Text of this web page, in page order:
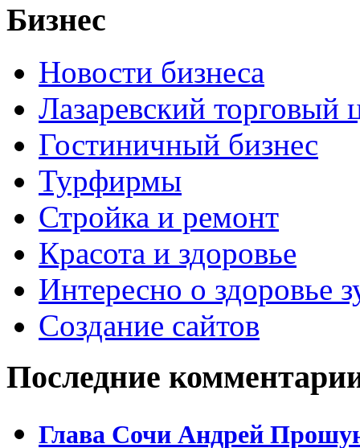
Бизнес
Новости бизнеса
Лазаревский торговый
Гостиничный бизнес
Турфирмы
Стройка и ремонт
Красота и здоровье
Интересно о здоровье
Создание сайтов
Последние
Глава Сочи Андрей